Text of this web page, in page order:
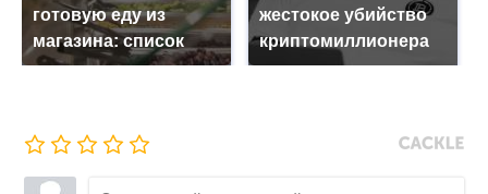
готовую еду из
магазина: список
жестокое убийство
криптомиллионера